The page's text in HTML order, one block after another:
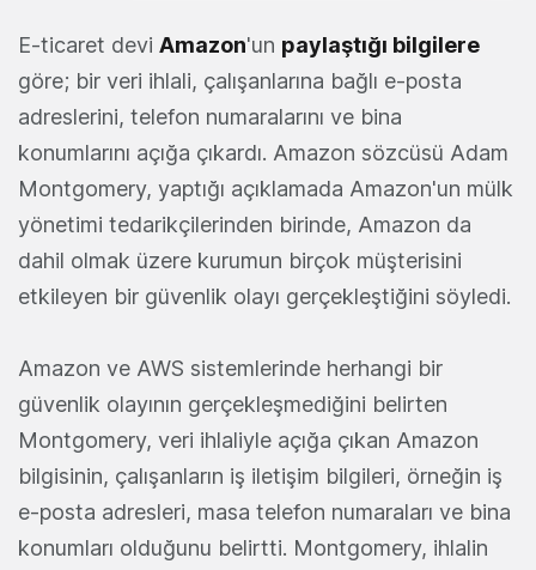
E-ticaret devi Amazon'un paylaştığı bilgilere
göre; bir veri ihlali, çalışanlarına bağlı e-posta
adreslerini, telefon numaralarını ve bina
konumlarını açığa çıkardı. Amazon sözcüsü Adam
Montgomery, yaptığı açıklamada Amazon'un mülk
yönetimi tedarikçilerinden birinde, Amazon da
dahil olmak üzere kurumun birçok müşterisini
etkileyen bir güvenlik olayı gerçekleştiğini söyledi.
Amazon ve AWS sistemlerinde herhangi bir
güvenlik olayının gerçekleşmediğini belirten
Montgomery, veri ihlaliyle açığa çıkan Amazon
bilgisinin, çalışanların iş iletişim bilgileri, örneğin iş
e-posta adresleri, masa telefon numaraları ve bina
konumları olduğunu belirtti. Montgomery, ihlalin